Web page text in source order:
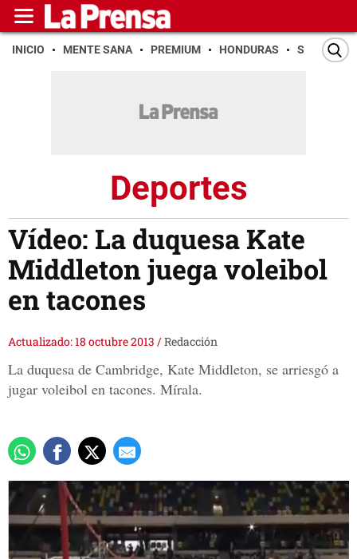
INICIO MENTE SANA PREMIUM HONDURAS SAN PEDRO
Deportes
Vídeo: La duquesa Kate
Middleton juega voleibol
en tacones
Actualizado: 18 octubre 2013 /Redacción
La duquesa de Cambridge, Kate Middleton, se arriesgó a
jugar voleibol en tacones. Mírala.